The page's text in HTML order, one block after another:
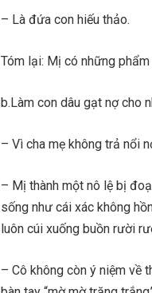
– Là đứa con hiếu thảo.
Tóm lại: Mị có những
b.Làm con dâu gạt nợ cho
– Vì cha mẹ không trả nổi
– Mị thành một nô lệ bị
sống như cái xác không
luôn cúi xuống buồn rười
– Cô không còn ý niệm về